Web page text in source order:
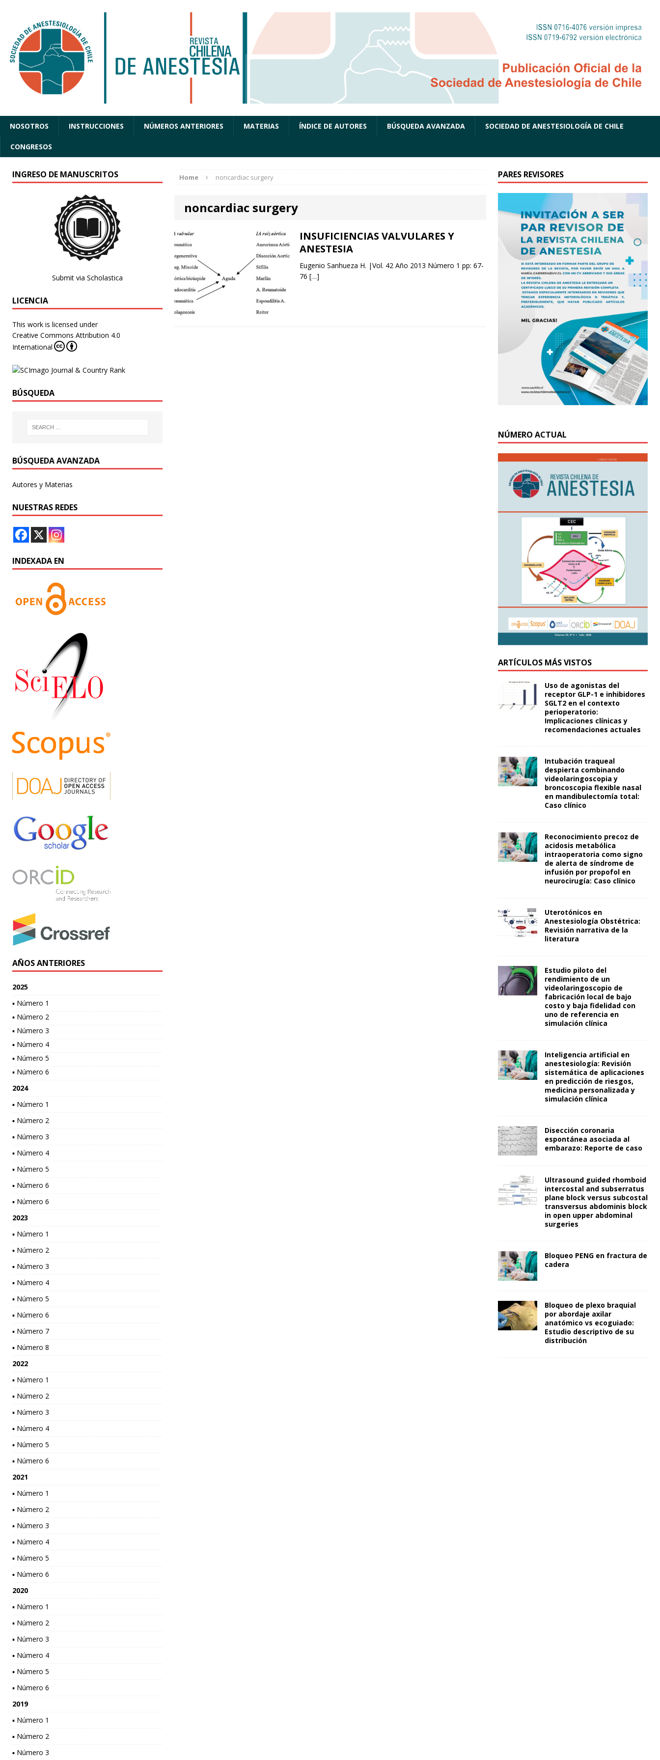
NOSOTROS INSTRUCCIONES NÚMEROS ANTERIORES MATERIAS ÍNDICE DE AUTORES BÚSQUEDA AVANZADA SOCIEDAD DE ANESTESIOLOGÍA DE CHILE
CONGRESOS
Home noncardiac surgery
noncardiac surgery
INSUFICIENCIAS VALVULARES Y
ANESTESIA
Eugenio Sanhueza H. |Vol. 42 Año 2013 Número 1 pp: 67-
76 […]
INGRESO DE MANUSCRITOS
Submit via Scholastica
LICENCIA
This work is licensed under
Creative Commons Attribution 4.0
International
BÚSQUEDA
BÚSQUEDA AVANZADA
Autores y Materias
NUESTRAS REDES
INDEXADA EN
AÑOS ANTERIORES
2025
▪ Número 1
▪ Número 2
▪ Número 3
▪ Número 4
▪ Número 5
▪ Número 6
2024
▪ Número 1
▪ Número 2
▪ Número 3
▪ Número 4
▪ Número 5
▪ Número 6
▪ Número 6
2023
▪ Número 1
▪ Número 2
▪ Número 3
▪ Número 4
▪ Número 5
▪ Número 6
▪ Número 7
▪ Número 8
2022
▪ Número 1
▪ Número 2
▪ Número 3
▪ Número 4
▪ Número 5
▪ Número 6
2021
▪ Número 1
▪ Número 2
▪ Número 3
▪ Número 4
▪ Número 5
▪ Número 6
2020
▪ Número 1
▪ Número 2
▪ Número 3
▪ Número 4
▪ Número 5
▪ Número 6
2019
▪ Número 1
▪ Número 2
▪ Número 3
PARES REVISORES
NÚMERO ACTUAL
ARTÍCULOS MÁS VISTOS
Uso de agonistas del
receptor GLP-1 e inhibidores
SGLT2 en el contexto
perioperatorio:
Implicaciones clínicas y
recomendaciones actuales
Intubación traqueal
despierta combinando
videolaringoscopia y
broncoscopia flexible nasal
en mandibulectomía total:
Caso clínico
Reconocimiento precoz de
acidosis metabólica
intraoperatoria como signo
de alerta de síndrome de
infusión por propofol en
neurocirugía: Caso clínico
Uterotónicos en
Anestesiología Obstétrica:
Revisión narrativa de la
literatura
Estudio piloto del
rendimiento de un
videolaringoscopio de
fabricación local de bajo
costo y baja fidelidad con
uno de referencia en
simulación clínica
Inteligencia artificial en
anestesiología: Revisión
sistemática de aplicaciones
en predicción de riesgos,
medicina personalizada y
simulación clínica
Disección coronaria
espontánea asociada al
embarazo: Reporte de caso
Ultrasound guided rhomboid
intercostal and subserratus
plane block versus subcostal
transversus abdominis block
in open upper abdominal
surgeries
Bloqueo PENG en fractura de
cadera
Bloqueo de plexo braquial
por abordaje axilar
anatómico vs ecoguiado:
Estudio descriptivo de su
distribución